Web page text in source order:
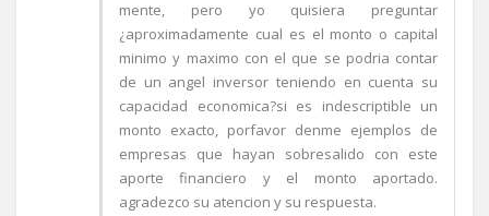
mente, pero yo quisiera preguntar
¿aproximadamente cual es el monto o capital
minimo y maximo con el que se podria contar
de un angel inversor teniendo en cuenta su
capacidad economica?si es indescriptible un
monto exacto, porfavor denme ejemplos de
empresas que hayan sobresalido con este
aporte financiero y el monto aportado.
agradezco su atencion y su respuesta.